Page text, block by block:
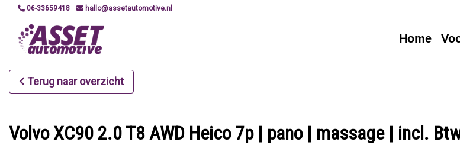
06-33659418 hallo@assetautomotive.nl
Home
Terug naar overzicht
Volvo XC90 2.0 T8 AWD Heico 7p | pano | massage | incl.